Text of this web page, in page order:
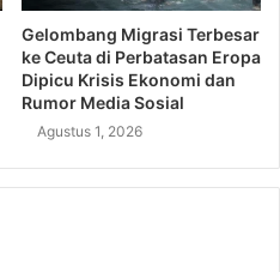
Gelombang Migrasi Terbesar
ke Ceuta di Perbatasan Eropa
Dipicu Krisis Ekonomi dan
Rumor Media Sosial
Agustus 1, 2026